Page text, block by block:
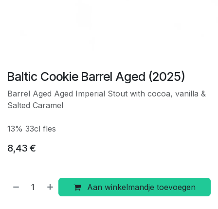
Baltic Cookie Barrel Aged (2025)
Barrel Aged Aged Imperial Stout with cocoa, vanilla &
Salted Caramel
13% 33cl fles
8,43 €
Aan winkelmandje toevoegen